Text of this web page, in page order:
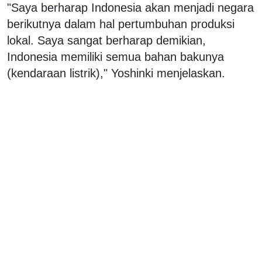
"Saya berharap Indonesia akan menjadi negara
berikutnya dalam hal pertumbuhan produksi
lokal. Saya sangat berharap demikian,
Indonesia memiliki semua bahan bakunya
(kendaraan listrik)," Yoshinki menjelaskan.